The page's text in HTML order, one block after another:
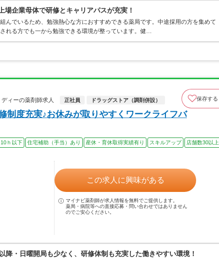
場企業母体で研修とキャリアパスが充実！
んでいるため、勉強熱心な方におすすめできる薬局です。中途採用の方を集めて
れる方でも一から勉強できる環境が整っています。健…
ィーの薬剤師求人
正社員 ドラッグストア（調剤併設） 保存する
制度充実♪お休みが取りやすくワークライフバ
ｈ以下 住宅補助（手当）あり 産休・育休取得実績有り スキルアップ
店舗数30以上
この求人に興味がある
マイナビ薬剤師が求人情報を無料でご提供します。
薬局・病院等への直接応募・問い合わせではありません
のでご安心ください。
降・日曜開局も少なく、研修体制も充実した働きやすい環境！